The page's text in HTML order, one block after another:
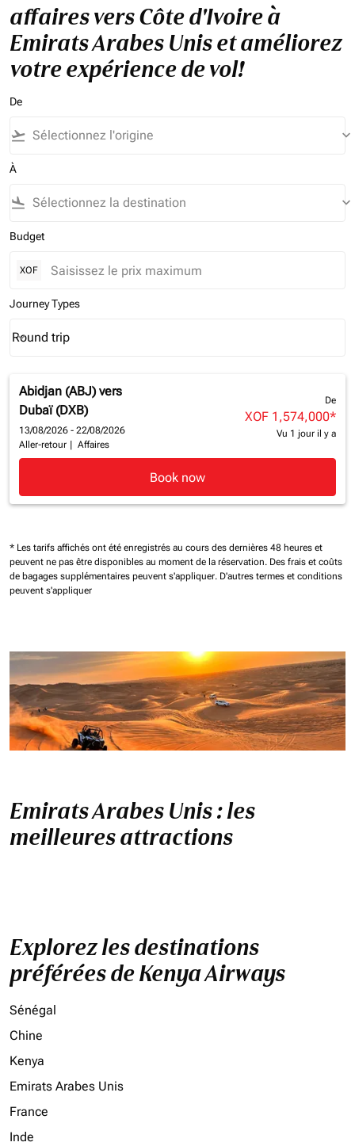
affaires vers Côte d'Ivoire à
Emirats Arabes Unis et améliorez
votre expérience de vol!
De
flight_takeoff keyboard_arrow_down
À
flight_land keyboard_arrow_down
Budget
XOF
Journey Types
Journey Types option Round trip Selected
Round trip
keyboard_arrow_down
Abidjan (ABJ) vers
Dubaï (DXB)
13/08/2026 - 22/08/2026
Aller-retour
Affaires
De
XOF 1,574,000*
Vu 1 jour il y a
Book now
* Les tarifs affichés ont été enregistrés au cours des dernières 48 heures et
peuvent ne pas être disponibles au moment de la réservation. Des frais et coûts
de bagages supplémentaires peuvent s'appliquer. D'autres termes et conditions
peuvent s'appliquer
Emirats Arabes Unis : les
meilleures attractions
Explorez les destinations
préférées de Kenya Airways
Sénégal
Chine
Kenya
Emirats Arabes Unis
France
Inde